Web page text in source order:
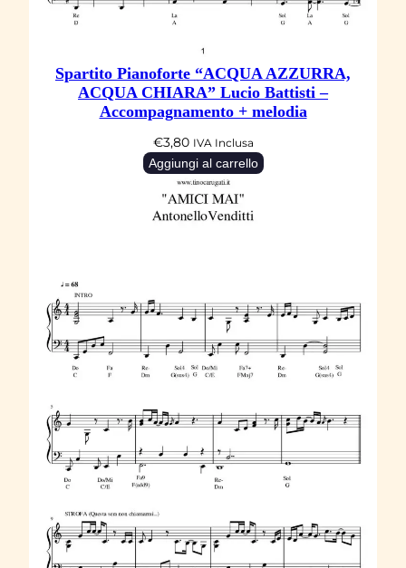
Spartito Pianoforte “ACQUA AZZURRA,
ACQUA CHIARA” Lucio Battisti –
Accompagnamento + melodia
€3,80 IVA Inclusa
Aggiungi al carrello